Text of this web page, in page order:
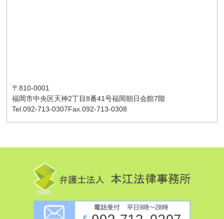
〒810-0001
福岡市中央区天神2丁目8番41号福岡朝日会館7階
Tel.092-713-0307Fax.092-713-0308